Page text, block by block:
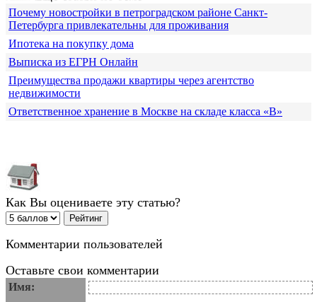
Почему новостройки в петроградском районе Санкт-
Петербурга привлекательны для проживания
Ипотека на покупку дома
Выписка из ЕГРН Онлайн
Преимущества продажи квартиры через агентство
недвижимости
Ответственное хранение в Москве на складе класса «В»
Как Вы оцениваете эту статью?
Комментарии пользователей
Оставьте свои комментарии
Имя: